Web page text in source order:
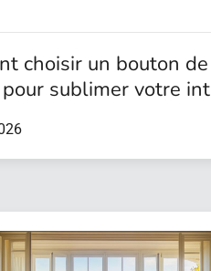
choisir un bouton
sublimer votre